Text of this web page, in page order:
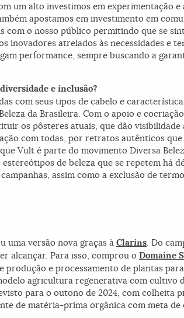
um alto investimos em experimentação e
apostamos em investimento em
o nosso público permitindo que se
inovadores atrelados às necessidades e
performance, sempre buscando a
e inclusão?
com seus tipos de cabelo e
da Brasileira. Com o apoio e cocriação
os pôsteres atuais, que dão
com todas, por retratos autênticos que
Vult é parte do movimento Diversa
de beleza que se repetem há
assim como a exclusão de
uma versão nova graças à Clarins. Do
alcançar. Para isso, comprou o Domaine
e processamento de plantas
agricultura regenerativa com cultivo
para o outono de 2024, com colheita
de matéria-prima orgânica com meta de